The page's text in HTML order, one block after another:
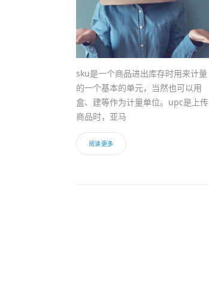
sku是一个商品进出库存时用来计量
的一个基本的单元，当然也可以用
盒、建等作为计量单位。upc是上传
商品时，亚马
阅读更多